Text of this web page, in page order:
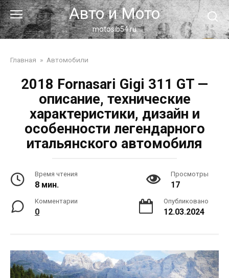
Перейти
к
контенту
Авто и Мото
motosib54.ru
Главная » Автомобили
2018 Fornasari Gigi 311 GT —
описание, технические
характеристики, дизайн и
особенности легендарного
итальянского автомобиля
Время чтения
8 мин.
Просмотры
17
Комментарии
0
Опубликовано
12.03.2024